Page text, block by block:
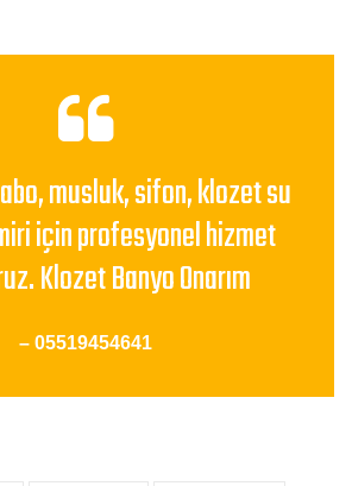
musluk, sifon, klozet su
için profesyonel hizmet
Klozet Banyo Onarım
– 05519454641